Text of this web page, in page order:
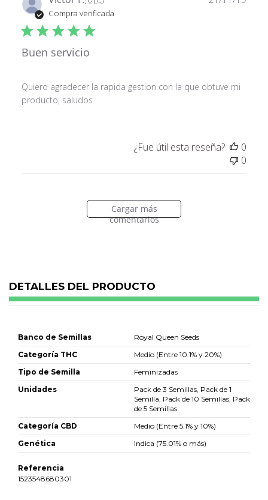
Compra verificada
Buen servicio
Quiero agradecer la rapida gestion con la que obtuve mi
producto, saludos
¿Fue útil esta reseña?
0
0
Cargar más
comentarios
DETALLES DEL PRODUCTO
Banco de Semillas
Royal Queen Seeds
Categoría THC
Medio (Entre 10.1% y 20%)
Tipo de Semilla
Feminizadas
Unidades
Pack de 3 Semillas, Pack de 1
Semilla, Pack de 10 Semillas, Pack
de 5 Semillas
Categoría CBD
Medio (Entre 5.1% y 10%)
Genética
Indica (75.01% o más)
Referencia
1523548680301